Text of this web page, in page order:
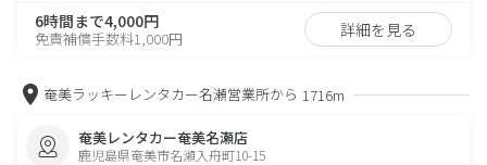
6時間まで4,000円
免責補償手数料1,000円 詳細を見る
奄美ラッキーレンタカー名瀬営業所から 1716m
奄美レンタカー奄美名瀬店
鹿児島県奄美市名瀬入舟町10-15